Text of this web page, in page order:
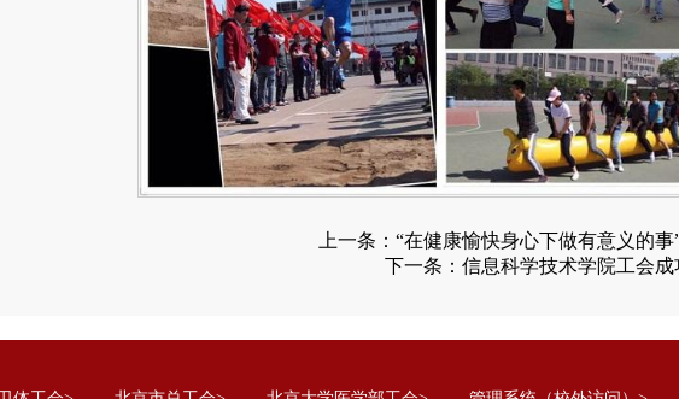
上一条： “在健康愉快身心下做有意义的
下一条： 信息科学技术学院工会